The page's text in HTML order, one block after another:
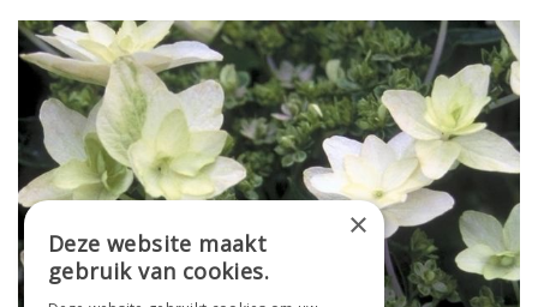
×
Deze website maakt
gebruik van cookies.